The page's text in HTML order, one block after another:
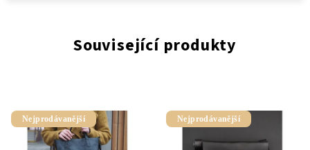
Související produkty
Nejprodávanější Nejprodávanější